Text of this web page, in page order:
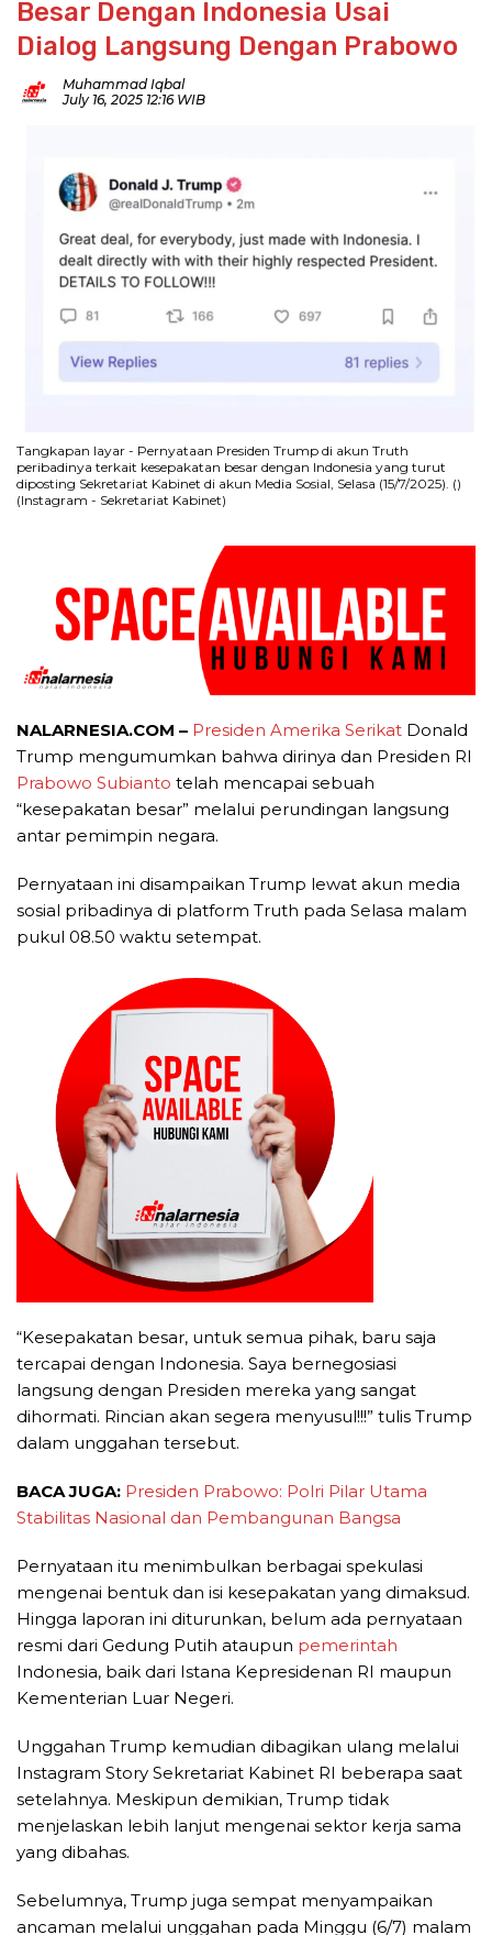
Besar Dengan Indonesia Usai
Dialog Langsung Dengan Prabowo
Muhammad Iqbal
July 16, 2025 12:16 WIB
Tangkapan layar - Pernyataan Presiden Trump di akun Truth
peribadinya terkait kesepakatan besar dengan Indonesia yang turut
diposting Sekretariat Kabinet di akun Media Sosial, Selasa (15/7/2025). ()
(Instagram - Sekretariat Kabinet)
NALARNESIA.COM – Presiden Amerika Serikat Donald
Trump mengumumkan bahwa dirinya dan Presiden RI
Prabowo Subianto telah mencapai sebuah
“kesepakatan besar” melalui perundingan langsung
antar pemimpin negara.
Pernyataan ini disampaikan Trump lewat akun media
sosial pribadinya di platform Truth pada Selasa malam
pukul 08.50 waktu setempat.
“Kesepakatan besar, untuk semua pihak, baru saja
tercapai dengan Indonesia. Saya bernegosiasi
langsung dengan Presiden mereka yang sangat
dihormati. Rincian akan segera menyusul!!!” tulis Trump
dalam unggahan tersebut.
BACA JUGA: Presiden Prabowo: Polri Pilar Utama
Stabilitas Nasional dan Pembangunan Bangsa
Pernyataan itu menimbulkan berbagai spekulasi
mengenai bentuk dan isi kesepakatan yang dimaksud.
Hingga laporan ini diturunkan, belum ada pernyataan
resmi dari Gedung Putih ataupun pemerintah
Indonesia, baik dari Istana Kepresidenan RI maupun
Kementerian Luar Negeri.
Unggahan Trump kemudian dibagikan ulang melalui
Instagram Story Sekretariat Kabinet RI beberapa saat
setelahnya. Meskipun demikian, Trump tidak
menjelaskan lebih lanjut mengenai sektor kerja sama
yang dibahas.
Sebelumnya, Trump juga sempat menyampaikan
ancaman melalui unggahan pada Minggu (6/7) malam